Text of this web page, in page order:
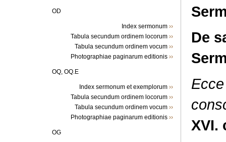
OD
Index sermonum ››
Tabula secundum ordinem locorum ››
Tabula secundum ordinem vocum ››
Photographiae paginarum editionis ››
OQ, OQ.E
Index sermonum et exemplorum ››
Tabula secundum ordinem locorum ››
Tabula secundum ordinem vocum ››
Photographiae paginarum editionis ››
OG
De
XVI.